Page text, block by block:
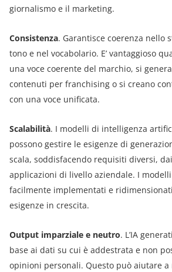
giornalismo e il marketing.
Consistenza. Garantisce coerenza nello
tono e nel vocabolario. E’ vantaggioso
una voce coerente del marchio, si
contenuti per franchising o si creano
con una voce unificata.
Scalabilità. I modelli di intelligenza
possono gestire le esigenze di
scala, soddisfacendo requisiti diversi,
applicazioni di livello aziendale. I
facilmente implementati e
esigenze in crescita.
Output imparziale e neutro. L’IA
base ai dati su cui è addestrata e non
opinioni personali. Questo può aiutare